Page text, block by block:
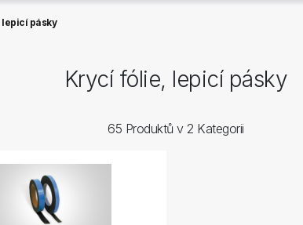
pásky
Krycí fólie, lepicí pásky
65 Produktů v 2 Kategorii